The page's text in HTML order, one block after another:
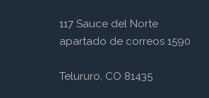
117 Sauce del Norte
apartado de correos 1590
Telururo, CO 81435